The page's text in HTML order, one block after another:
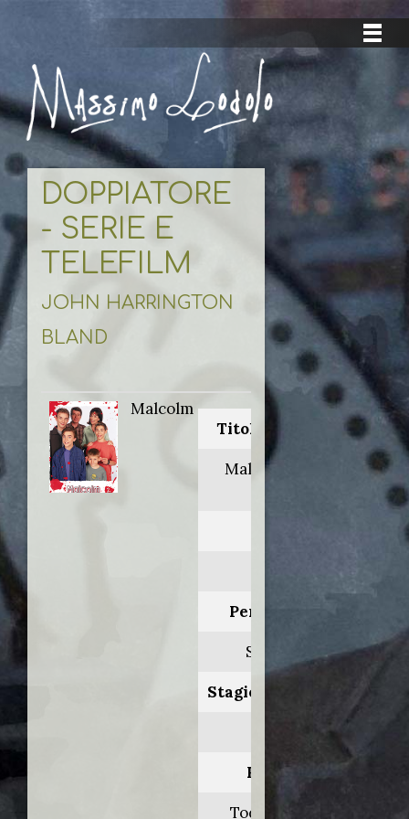
DOPPIATORE
- SERIE E
TELEFILM
JOHN HARRINGTON
BLAND
Malcolm
Titolo originale:
Malcolm in the
Personaggio:
Sceriffo 2
Stagione.Episodio:
Regia di:
Todd Holland